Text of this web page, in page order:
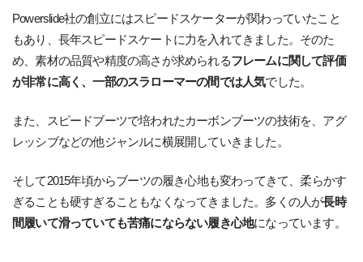
Powerslide社の創立にはスピードスケーターが関わっていたこと
もあり、長年スピードスケートに力を入れてきました。そのた
め、素材の品質や精度の高さが求められるフレームに関して評価
が非常に高く、一部のスラローマーの間では人気でした。
また、スピードブーツで培われたカーボンブーツの技術を、アグ
レッシブなどの他ジャンルに横展開していきました。
そして2015年頃からブーツの履き心地も変わってきて、柔らかす
ぎることも硬すぎることもなくなってきました。多くの人が長時
間履いて滑っていても苦痛にならない履き心地になっています。